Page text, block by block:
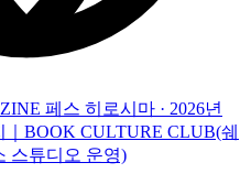
페스 히로시마 · 2026년
｜BOOK CULTURE CLUB(쉐
스튜디오 운영)